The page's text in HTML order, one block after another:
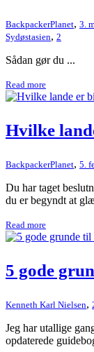
BackpackerPlanet, 3.
Sydøstasien, 2
Sådan gør du ...
Read more
Hvilke
BackpackerPlanet, 5.
Du har taget
du er begyndt at
Read more
5 gode
Kenneth Karl Nielsen,
Jeg har utallige
opdaterede